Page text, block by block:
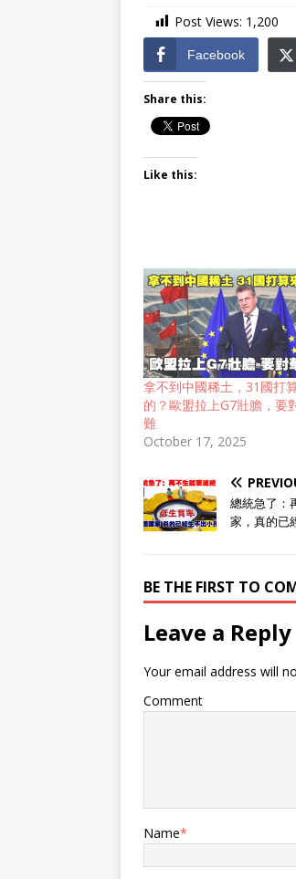
Post Views: 1,200
Facebook
Share this:
Like this:
拿不到中國稀土，31國打
的？歐盟拉上G7壯膽，要
難
October 17, 2025
總統急了：
家，真的已
BE THE FIRST TO
Leave a Reply
Your email address will
Comment
Name*